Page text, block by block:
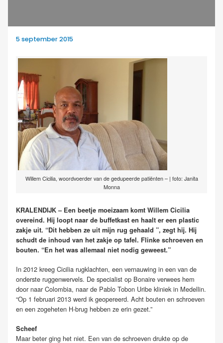
5 september 2015
Willem Cicilia, woordvoerder van de gedupeerde patiënten – | foto: Janita
Monna
KRALENDIJK – Een beetje moeizaam komt Willem Cicilia
overeind. Hij loopt naar de buffetkast en haalt er een plastic
zakje uit. “Dit hebben ze uit mijn rug gehaald ”, zegt hij. Hij
schudt de inhoud van het zakje op tafel. Flinke schroeven en
bouten. “En het was allemaal niet nodig geweest.”
In 2012 kreeg Cicilia rugklachten, een vernauwing in een van de
onderste ruggenwervels. De specialist op Bonaire verwees hem
door naar Colombia, naar de Pablo Tobon Uribe kliniek in Medellin.
“Op 1 februari 2013 werd ik geopereerd. Acht bouten en schroeven
en een zogeheten H-brug hebben ze erin gezet.”
Scheef
Maar beter ging het niet. Een van de schroeven drukte op de